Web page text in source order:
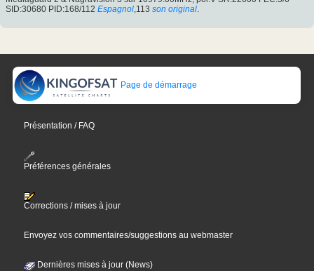
SID:30680 PID:168/112 Espagnol,113 son original.
Page de démarrage
Présentation / FAQ
Préférences générales
Corrections / mises à jour
Envoyez vos commentaires/suggestions au webmaster
Dernières mises à jour (News)